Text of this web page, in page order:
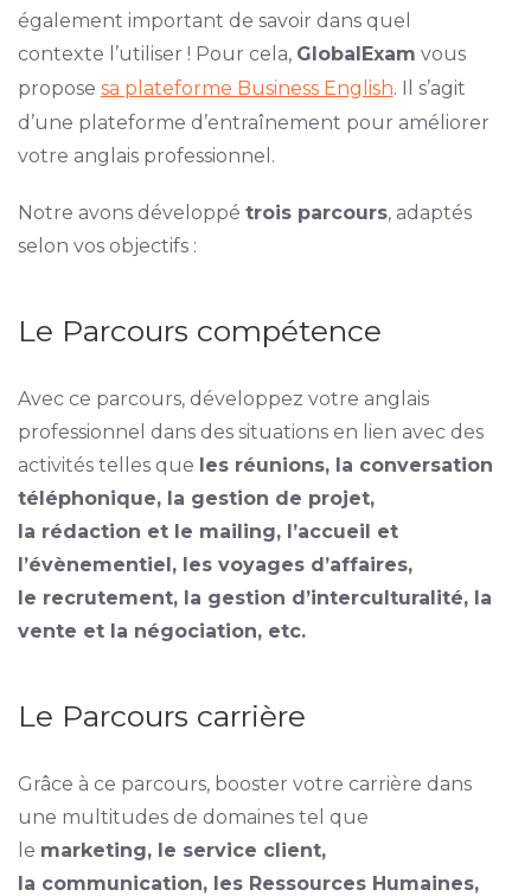
également important de savoir dans quel
contexte l’utiliser ! Pour cela, GlobalExam vous
propose sa plateforme Business English. Il s’agit
d’une plateforme d’entraînement pour améliorer
votre anglais professionnel.
Notre avons développé trois parcours, adaptés
selon vos objectifs :
Le Parcours compétence
Avec ce parcours, développez votre anglais
professionnel dans des situations en lien avec des
activités telles que les réunions, la conversation
téléphonique, la gestion de projet,
la rédaction et le mailing, l’accueil et
l’évènementiel, les voyages d’affaires,
le recrutement, la gestion d’interculturalité, la
vente et la négociation, etc.
Le Parcours carrière
Grâce à ce parcours, booster votre carrière dans
une multitudes de domaines tel que
le marketing, le service client,
la communication, les Ressources Humaines,